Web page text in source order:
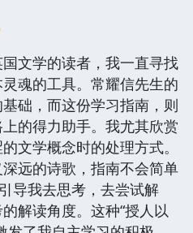
文学的读者，我一直寻找
魂的工具。常耀信先生的
基础，而这份学习指南，则
的得力助手。我尤其欣赏
文学概念时的处理方式。
远的诗歌，指南不会简单
导我去思考，去尝试解
解读角度。这种“授人以